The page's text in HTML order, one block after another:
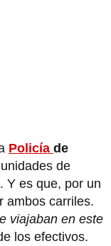
Policía de
de
Y es que, por un
ambos carriles.
viajaban en este
los efectivos.